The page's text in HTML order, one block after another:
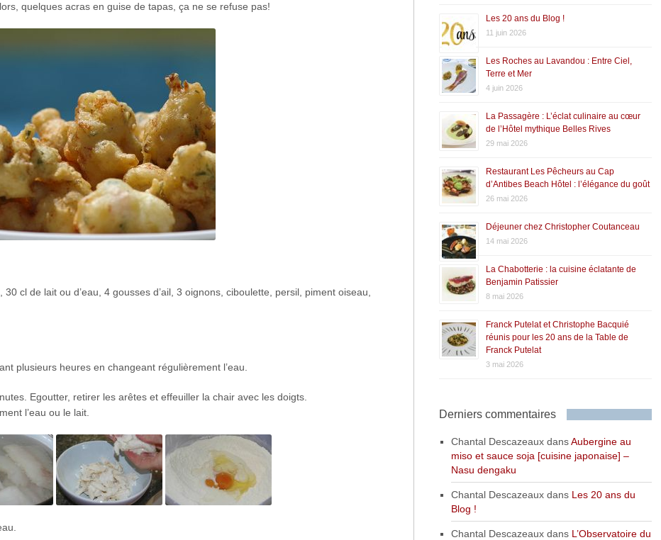
quelques acras en guise de tapas, ça ne se refuse pas!
cl de lait ou d’eau, 4 gousses d’ail, 3 oignons, ciboulette, persil, piment oiseau,
plusieurs heures en changeant régulièrement l’eau.
Egoutter, retirer les arêtes et effeuiller la chair avec les doigts.
l’eau ou le lait.
Les 20 ans du Blog !
11 juin 2026
Les Roches au Lavandou : Entre Ciel,
Terre et Mer
4 juin 2026
La Passagère : L’éclat culinaire au cœur
de l’Hôtel mythique Belles Rives
29 mai 2026
Restaurant Les Pêcheurs au Cap
d’Antibes Beach Hôtel : l’élégance du goût
26 mai 2026
Déjeuner chez Christopher Coutanceau
14 mai 2026
La Chabotterie : la cuisine éclatante de
Benjamin Patissier
8 mai 2026
Franck Putelat et Christophe Bacquié
réunis pour les 20 ans de la Table de
Franck Putelat
3 mai 2026
Derniers commentaires
Chantal DescazeauxdansAubergine au
miso et sauce soja [cuisine japonaise] –
Nasu dengaku
Chantal Descazeauxdans Les 20 ans du
Blog !
Chantal Descazeauxdans L’Observatoire du